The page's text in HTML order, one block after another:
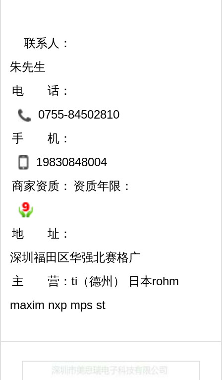
联系人：
朱先生
电 话：
0755-84502810
手 机：
19830848004
商家资质： 资质年限：
地 址：
深圳福田区华强北赛格广
场4709/香港九龙观塘成业
街19-21号成业工业大厦8/f
主 营： ti（德州） 日本rohm
maxim nxp mps st